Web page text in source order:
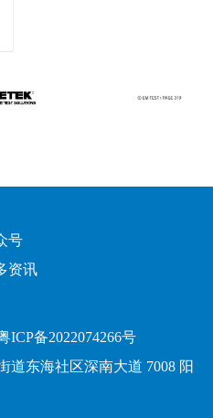
号
资讯
ICP备2022074266号
道东海社区深南大道 7008 阳